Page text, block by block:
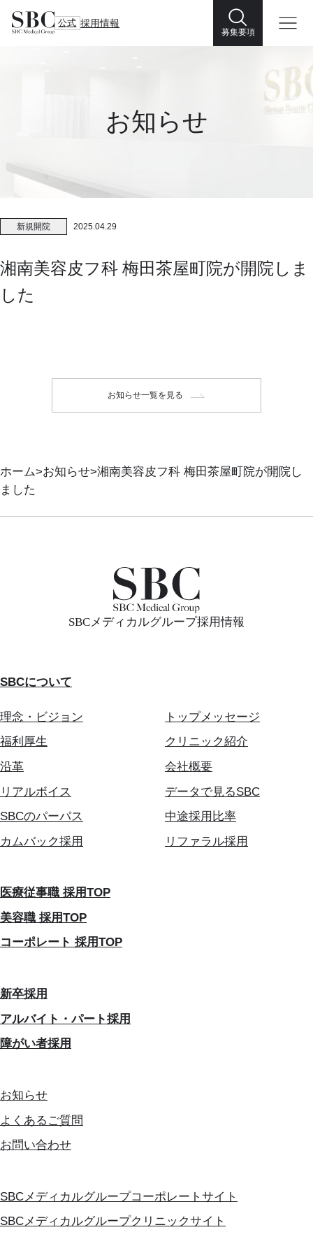
公式 採用情報
募集要項
お知らせ
新規開院 2025.04.29
湘南美容皮フ科 梅田茶屋町院が開院しま
した
お知らせ一覧を見る
ホーム お知らせ 湘南美容皮フ科 梅田茶屋町院が開院し
ました
SBCメディカルグループ採用情報
SBCについて
理念・ビジョン
トップメッセージ
福利厚生
クリニック紹介
沿革
会社概要
リアルボイス
データで見るSBC
SBCのパーパス
中途採用比率
カムバック採用
リファラル採用
医療従事職 採用TOP
美容職 採用TOP
コーポレート 採用TOP
新卒採用
アルバイト・パート採用
障がい者採用
お知らせ
よくあるご質問
お問い合わせ
SBCメディカルグループコーポレートサイト
SBCメディカルグループクリニックサイト